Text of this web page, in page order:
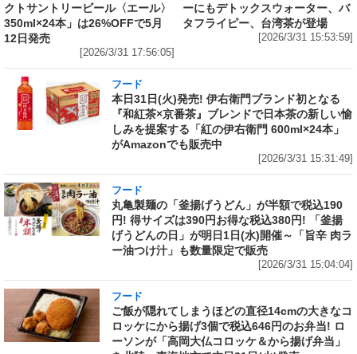
クトサントリービール〈エール〉
350ml×24本」は26%OFFで5月
12日発売
[2026/3/31 17:56:05]
ーにもデトックスウォーター、バ
タフライピー、台湾茶が登場
[2026/3/31 15:53:59]
フード
本日31日(火)発売! 伊右衛門ブランド初となる
『和紅茶×京番茶』ブレンドで日本茶の新しい愉
しみを提案する「紅の伊右衛門 600ml×24本」
がAmazonでも販売中
[2026/3/31 15:31:49]
フード
丸亀製麺の「釜揚げうどん」が半額で税込190
円! 得サイズは390円お得な税込380円! 「釜揚
げうどんの日」が明日1日(水)開催～「旨辛 肉ラ
ー油つけ汁」も数量限定で販売
[2026/3/31 15:04:04]
フード
ご飯が隠れてしまうほどの直径14cmの大きなコ
ロッケにから揚げ3個で税込646円のお弁当! ロ
ーソンが「高岡大仏コロッケ＆から揚げ弁当」